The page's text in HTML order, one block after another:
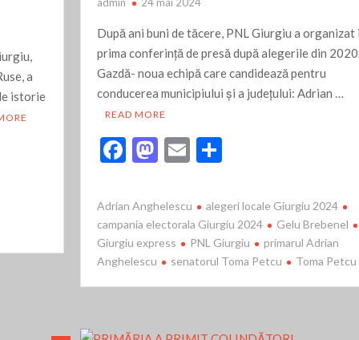
altă lume
caracteristici au
și al delăsării administrației giurgiuvene locale
de Teatrul Tudor Vianu
din “Parcul fără nume”
Bălănoaiei?!
unui 2025 cu perspective bune
ofere mai mult decât li se oferă, ca să poată să
a
istorie
admin 24 mai 2024
După ani buni de tăcere, PNL Giurgiu a organizat
prima conferință de presă după alegerile din
Gazdă- noua echipă care candidează pentru
conducerea municipiului și a județului: Adrian …
READ MORE
F
e
b
o
M
to
d
o
E
ai
l
P
ta
je
az
Adrian Anghelescu
alegeri locale Giurgiu 2024
campania electorala Giurgiu 2024
Gelu Brebenel
Giurgiu express
PNL Giurgiu
primarul Adrian
Anghelescu
senatorul Toma Petcu Toma Petcu